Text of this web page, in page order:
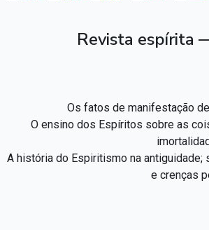
Revista espírita
Os fatos de manifestação
O ensino dos Espíritos sobre as
A história do Espiritismo na
e crenças